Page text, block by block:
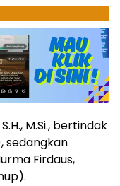
M.Si., bertindak
sedangkan
Firdaus,